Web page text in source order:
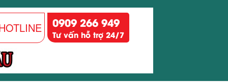
0909 266 949
Tư vấn hỗ trợ 24/7